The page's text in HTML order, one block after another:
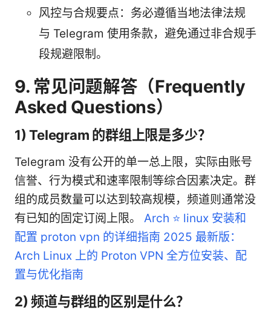
风控与合规要点：务必遵循当地法律法规
与 Telegram 使用条款，避免通过非合规手
段规避限制。
9. 常见问题解答（Frequently
Asked Questions）
1) Telegram 的群组上限是多少？
Telegram 没有公开的单一总上限，实际由账号
信誉、行为模式和速率限制等综合因素决定。群
组的成员数量可以达到较高规模，频道则通常没
有已知的固定订阅上限。 Arch ⭐ linux 安装和
配置 proton vpn 的详细指南 2025 最新版：
Arch Linux 上的 Proton VPN 全方位安装、配
置与优化指南
2) 频道与群组的区别是什么？